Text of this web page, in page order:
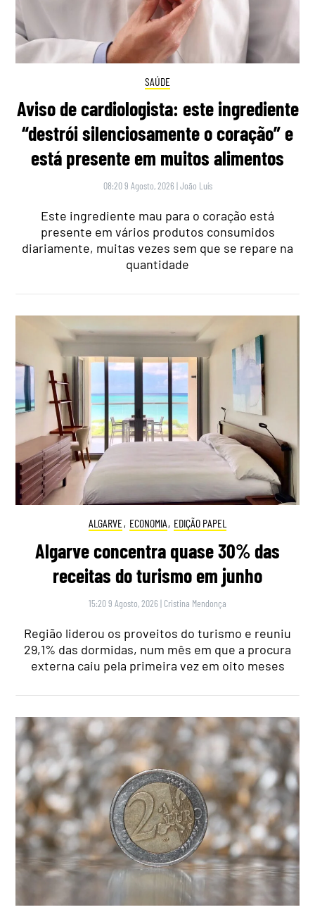
SAÚDE
Aviso de cardiologista: este ingrediente
“destrói silenciosamente o coração” e
está presente em muitos alimentos
08:20 9 Agosto, 2026 |João Luís
Este ingrediente mau para o coração está
presente em vários produtos consumidos
diariamente, muitas vezes sem que se repare na
quantidade
ALGARVE, ECONOMIA, EDIÇÃO PAPEL
Algarve concentra quase 30% das
receitas do turismo em junho
15:20 9 Agosto, 2026 | Cristina Mendonça
Região liderou os proveitos do turismo e reuniu
29,1% das dormidas, num mês em que a procura
externa caiu pela primeira vez em oito meses